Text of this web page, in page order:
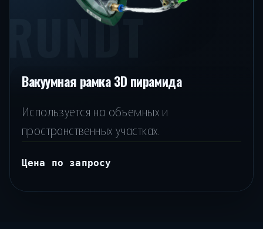
RUNDT
Вакуумная рамка 3D пирамида
Используется на объемных и
пространственных участках.
Цена по запросу